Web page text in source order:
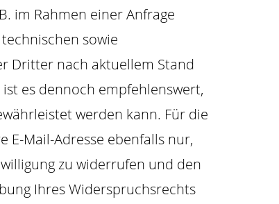
im Rahmen einer Anfrage
sowie
Dritter nach aktuellem Stand
es dennoch empfehlenswert,
werden kann. Für die
Mail-Adresse ebenfalls nur,
zu widerrufen und den
Ihres Widerspruchsrechts